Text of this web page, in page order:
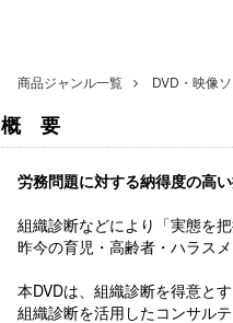
商品ジャンル一覧 DVD・映像
概要
労務問題に対する納得度の高
組織診断などにより「実態を
昨今の育児・高齢者・ハラス
本DVDは、組織診断を得意と
組織診断を活用したコンサル
無料配信】技能実習廃止
ル 外国人雇用実務研究
ール の見